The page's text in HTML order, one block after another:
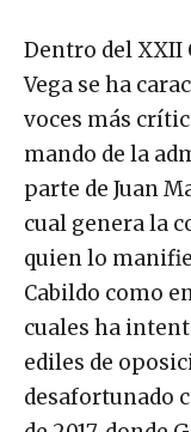
Dentro del XXII
Vega se ha
voces más
mando de la
parte de Juan
cual genera la
quien lo
Cabildo como
cuales ha
ediles de
desafortunado